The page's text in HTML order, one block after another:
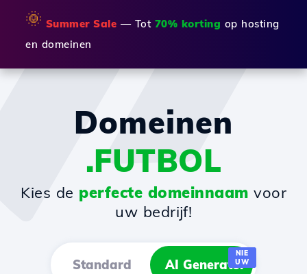
🌞 Summer Sale — Tot 70% korting op hosting
en domeinen
Domeinen
.FUTBOL
Kies de perfecte domeinnaam voor
uw bedrijf!
Standard AI Generator
NIE
UW